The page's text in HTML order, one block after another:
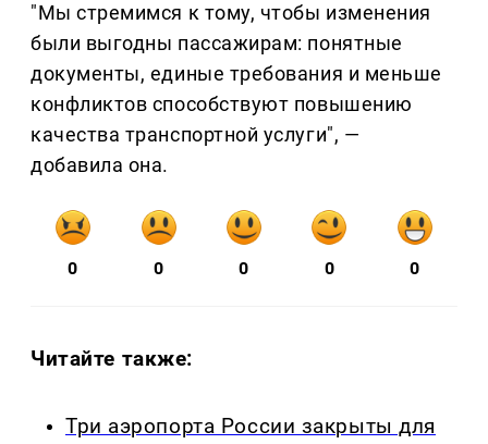
"Мы стремимся к тому, чтобы изменения
были выгодны пассажирам: понятные
документы, единые требования и меньше
конфликтов способствуют повышению
качества транспортной услуги", —
добавила она.
0 0 0 0 0
Читайте также:
Три аэропорта России закрыты для